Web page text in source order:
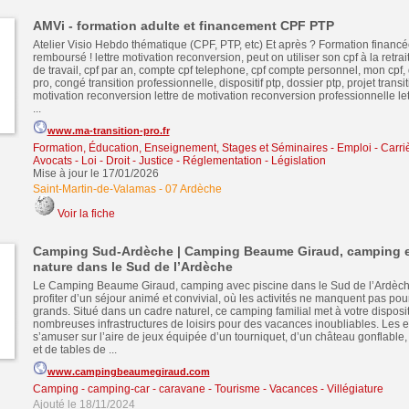
AMVi - formation adulte et financement CPF PTP
Atelier Visio Hebdo thématique (CPF, PTP, etc) Et après ? Formation
remboursé ! lettre motivation reconversion, peut on utiliser son cpf à la
de travail, cpf par an, compte cpf telephone, cpf compte personnel, mon
pro, congé transition professionnelle, dispositif ptp, dossier ptp, projet
motivation reconversion lettre de motivation reconversion professionnelle
...
www.ma-transition-pro.fr
Formation, Éducation, Enseignement, Stages et Séminaires- Emploi -
Avocats - Loi - Droit - Justice - Réglementation - Législation
Mise à jour le 17/01/2026
Saint-Martin-de-Valamas- 07 Ardèche
Voir la fiche
Camping Sud-Ardèche | Camping Beaume Giraud, camping
nature dans le Sud de l’Ardèche
Le Camping Beaume Giraud, camping avec piscine dans le Sud de
profiter d’un séjour animé et convivial, où les activités ne manquent pas
grands. Situé dans un cadre naturel, ce camping familial met à votre
nombreuses infrastructures de loisirs pour des vacances inoubliables. Les
s’amuser sur l’aire de jeux équipée d’un tourniquet, d’un château
et de tables de ...
www.campingbeaumegiraud.com
Camping - camping-car - caravane - Tourisme - Vacances - Villégiature
Ajouté le 18/11/2024